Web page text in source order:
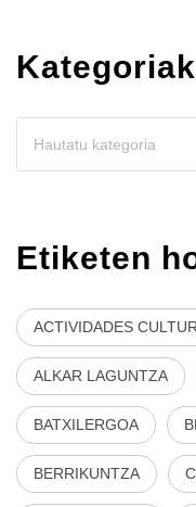
Kategoriak
Etiketen
ACTIVIDADES
ALKAR LAGUNTZA
BATXILERGOA
BERRIKUNTZA